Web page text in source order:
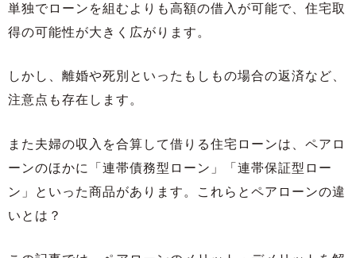
単独でローンを組むよりも高額の借入が可能で、住宅取
得の可能性が大きく広がります。
しかし、離婚や死別といったもしもの場合の返済など、
注意点も存在します。
また夫婦の収入を合算して借りる住宅ローンは、ペアロ
ーンのほかに「連帯債務型ローン」「連帯保証型ロー
ン」といった商品があります。これらとペアローンの違
いとは？